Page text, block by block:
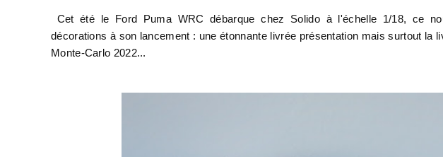
Cet été le Ford Puma WRC débarque chez Solido à l'échelle 1/18, ce
décorations à son lancement : une étonnante livrée présentation mais surtout la
Monte-Carlo 2022...